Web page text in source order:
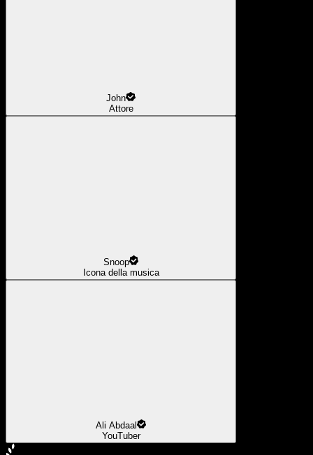
John
Attore
Snoop
Icona della musica
Ali Abdaal
YouTuber